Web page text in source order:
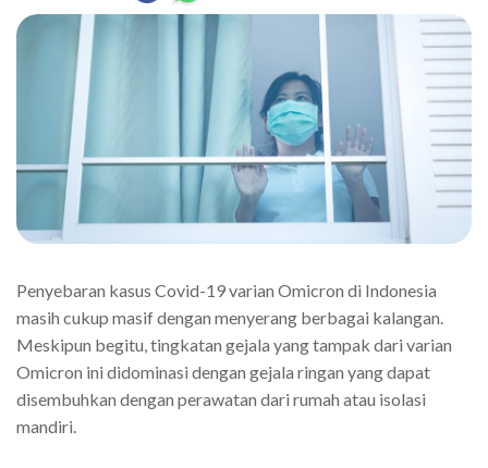
Penyebaran kasus Covid-19 varian Omicron di Indonesia
masih cukup masif dengan menyerang berbagai kalangan.
Meskipun begitu, tingkatan gejala yang tampak dari varian
Omicron ini didominasi dengan gejala ringan yang dapat
disembuhkan dengan perawatan dari rumah atau isolasi
mandiri.